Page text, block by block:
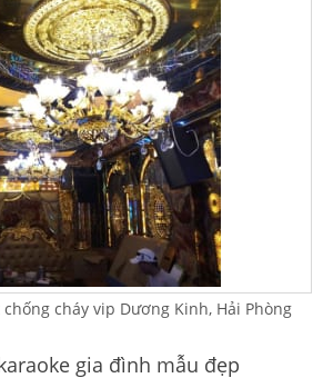
cháy vip Dương Kinh, Hải Phòng
gia đình mẫu đẹp